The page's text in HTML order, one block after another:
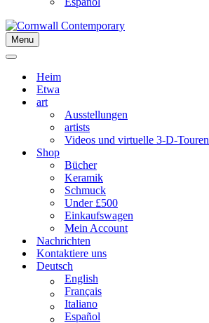
Menu
Navigationsmenü
Navigationsmenü
Heim
Etwa
art
Ausstellungen
artists
Videos und virtuelle 3-D-Touren
Shop
Bücher
Keramik
Schmuck
Under £500
Einkaufswagen
Mein Account
Nachrichten
Kontaktiere uns
Deutsch
English
Français
Italiano
Español